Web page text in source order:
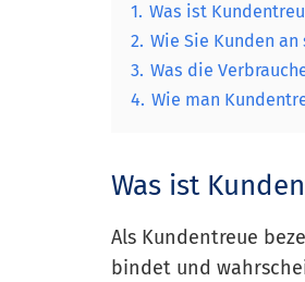
1. Was ist
2. Wie Sie Kunden
3. Was die
4. Wie man
Was ist
Als Kundentreue
bindet und